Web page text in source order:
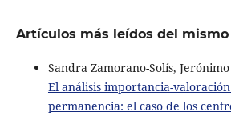
Artículos más leídos del mismo
Sandra Zamorano-Solís,
El análisis importancia-
permanencia: el caso de los